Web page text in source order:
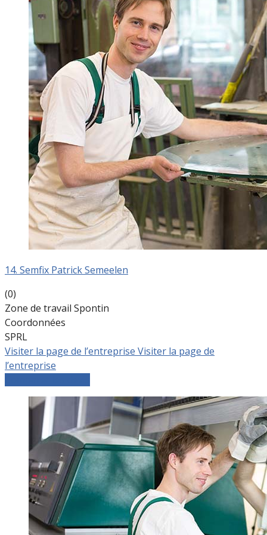
14. Semfix Patrick Semeelen
(0)
Zone de travail Spontin
Coordonnées
SPRL
Visiter la page de l’entreprise Visiter la page de
l’entreprise